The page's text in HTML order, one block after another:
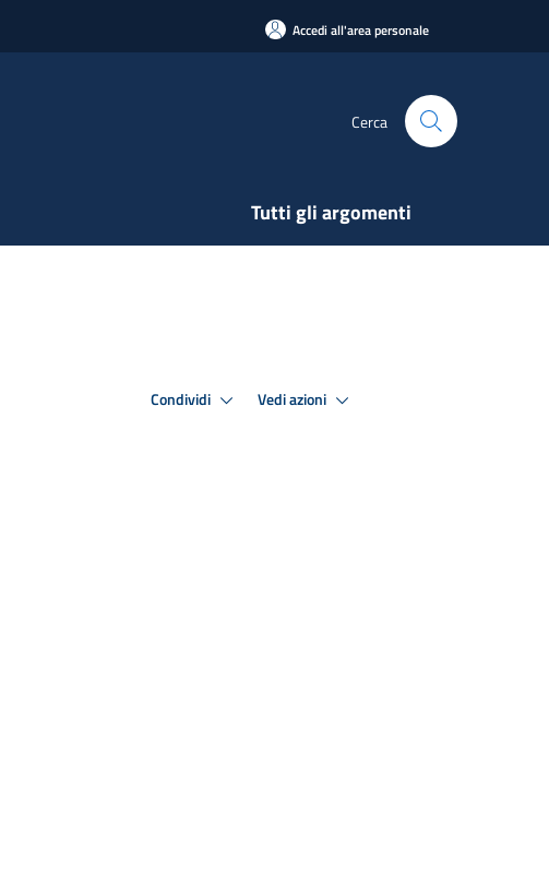
Accedi all'area personale
Cerca
Tutti gli argomenti
Condividi Vedi azioni